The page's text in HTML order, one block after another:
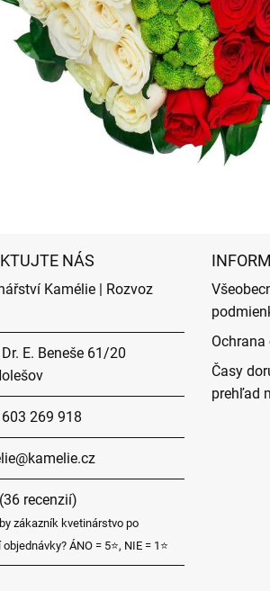
NÁS
Kamélie | Rozvoz
E. Beneše 61/20
269 918
recenzií)
zákazník kvetinárstvo po
ÁNO = 5⭐, NIE = 1⭐
Časy
prehľad